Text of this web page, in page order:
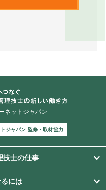
ネットジャパン
ジャパン 監修・取材協力
技士の仕事
には